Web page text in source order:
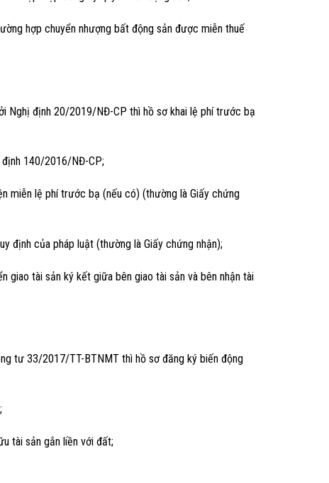
hợp chuyển nhượng bất động sản được miễn thuế
Nghị định 20/2019/NĐ-CP thì hồ sơ khai lệ phí trước bạ
định 140/2016/NĐ-CP;
miễn lệ phí trước bạ (nếu có) (thường là Giấy chứng
định của pháp luật (thường là Giấy chứng nhận);
giao tài sản ký kết giữa bên giao tài sản và bên nhận tài
tư 33/2017/TT-BTNMT thì hồ sơ đăng ký biến động
tài sản gắn liền với đất;